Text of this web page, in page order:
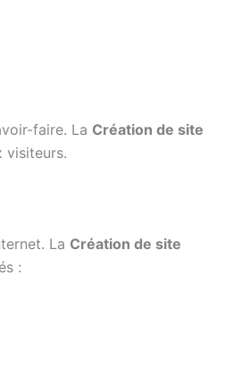
faire. La Création de site
visiteurs.
La Création de site
: